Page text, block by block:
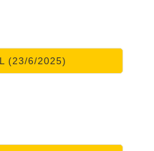
(23/6/2025)